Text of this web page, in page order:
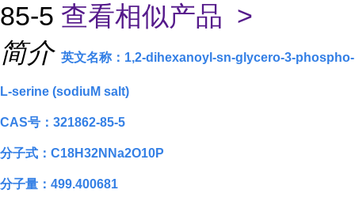
85-5 查看相似产品 >
简介 英文名称：1,2-dihexanoyl-sn-glycero-3-phospho-
L-serine (sodiuM salt)
CAS号：321862-85-5
分子式：C18H32NNa2O10P
分子量：499.400681